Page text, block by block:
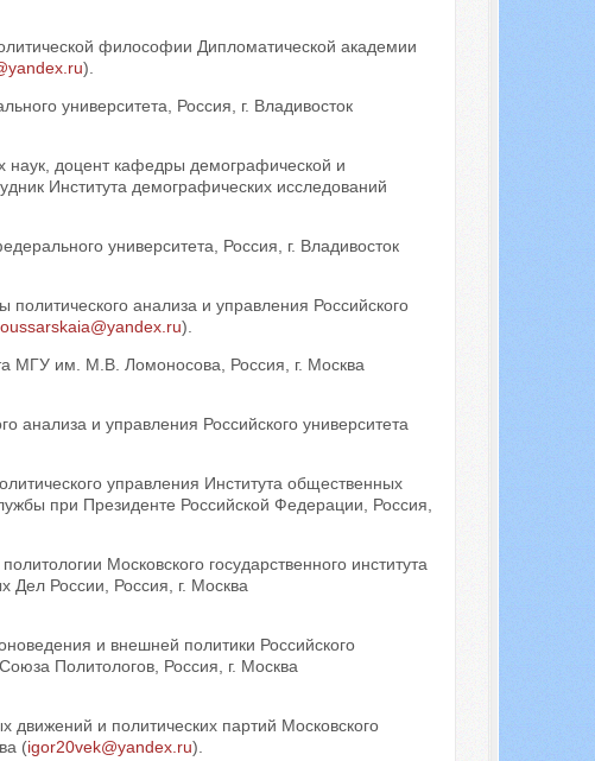
философии Дипломатической академии
).
университета, Россия, г. Владивосток
наук, доцент кафедры демографической и
Института демографических исследований
университета, Россия, г. Владивосток
анализа и управления Российского
).
МГУ им. М.В. Ломоносова, Россия, г. Москва
анализа и управления Российского университета
управления Института общественных
при Президенте Российской Федерации, Россия,
Московского государственного института
Дел России, Россия, г. Москва
и внешней политики Российского
Политологов, Россия, г. Москва
и политических партий Московского
(igor20vek@yandex.ru).